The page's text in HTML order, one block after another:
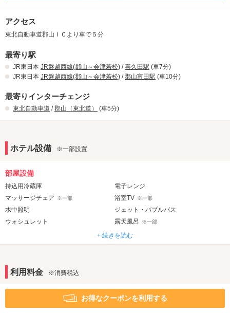
◆◇ 平日宿泊は１８時～翌１２時までＯＫ！！ ◇◆
（土・祝前日は２１時から翌１１時まで）
お待たせいたしました。クレジット決済＆ペイペイ決済が可能にな
りました。
会計の際にフロントまでお問い合わせください。
お部屋窓口にて端末を使用して、決済致します。
決済にお時間がかかる場合がありますので、退室時間に余裕を持っ
てお申し付けください。
・全曜日・連休中でも素泊りサービス開始！23時～翌11時まで40％
割引！
ョートタイム！＞
ホテルエルリゾートでは一部屋に３人以上のご利用でも料金そのま
ま！！
ウェルカムメニューも充実♪もちろんお食事・ドリンクメニューも圧
倒的な充実♪♪
リーズナブルルーム増室！セミスタンダードルームをリーズナブル
ルームいたしました。
４つのグレードからお選びいただけます。（一部リーズナブルルー
ムのサービス変更）
プチリニューアル情報！！
内装をリニューアルいたしました。これから続々とお客様に選ばれ
アクセス
東北自動車道郡山ＩＣより車で５分
最寄り駅
JR東日本 JR磐越西線(郡山～会津若松) /喜久田駅 (車7分)
JR東日本 JR磐越西線(郡山～会津若松) /郡山富田駅 (車10分)
最寄りインターチェンジ
東北自動車道 /郡山（東北道） (車5分)
ホテル設備 ※一部設置
部屋設備
持込用冷蔵庫
電子レンジ
マッサージチェア
※一部 浴室TV ※一部
水中照明
ジェット・バブルバス
ウォシュレット
露天風呂 ※一部
有線LAN
カールドライヤー ※一部
+ 続きを読む
利用料金 ※消費税込
お得なクーポンを利用する